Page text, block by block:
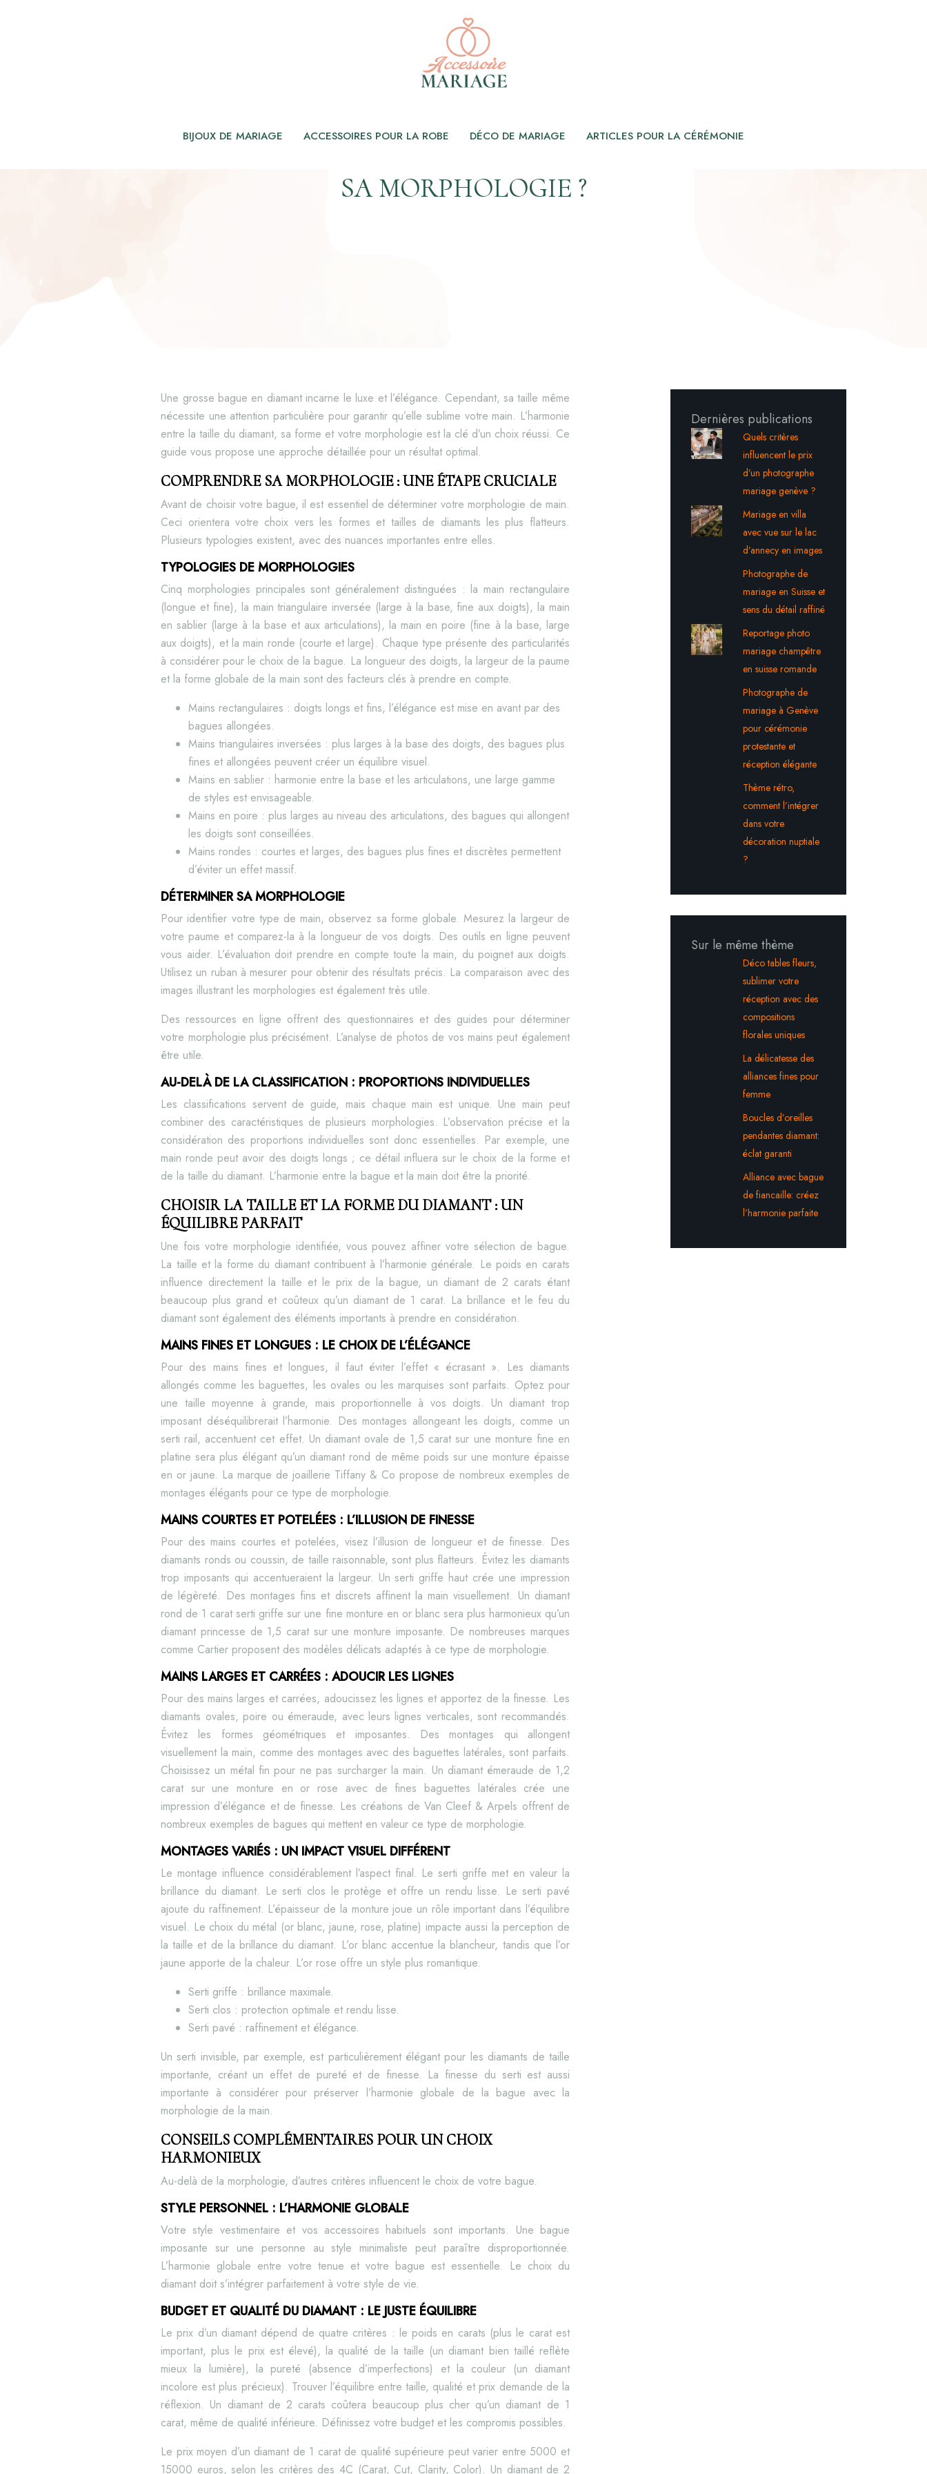
BIJOUX DE MARIAGE ACCESSOIRES POUR LA ROBE DÉCO DE MARIAGE ARTICLES POUR LA CÉRÉMONIE
SA MORPHOLOGIE ?
Une grosse bague en diamant incarne le luxe et l’élégance. Cependant, sa taille même
nécessite une attention particulière pour garantir qu’elle sublime votre main. L’harmonie
entre la taille du diamant, sa forme et votre morphologie est la clé d’un choix réussi. Ce
guide vous propose une approche détaillée pour un résultat optimal.
COMPRENDRE SA MORPHOLOGIE : UNE ÉTAPE CRUCIALE
Avant de choisir votre bague, il est essentiel de déterminer votre morphologie de main.
Ceci orientera votre choix vers les formes et tailles de diamants les plus flatteurs.
Plusieurs typologies existent, avec des nuances importantes entre elles.
TYPOLOGIES DE MORPHOLOGIES
Cinq morphologies principales sont généralement distinguées : la main rectangulaire
(longue et fine), la main triangulaire inversée (large à la base, fine aux doigts), la main
en sablier (large à la base et aux articulations), la main en poire (fine à la base, large
aux doigts), et la main ronde (courte et large). Chaque type présente des particularités
à considérer pour le choix de la bague. La longueur des doigts, la largeur de la paume
et la forme globale de la main sont des facteurs clés à prendre en compte.
Mains rectangulaires : doigts longs et fins, l’élégance est mise en avant par des
bagues allongées.
Mains triangulaires inversées : plus larges à la base des doigts, des bagues plus
fines et allongées peuvent créer un équilibre visuel.
Mains en sablier : harmonie entre la base et les articulations, une large gamme
de styles est envisageable.
Mains en poire : plus larges au niveau des articulations, des bagues qui allongent
les doigts sont conseillées.
Mains rondes : courtes et larges, des bagues plus fines et discrètes permettent
d’éviter un effet massif.
DÉTERMINER SA MORPHOLOGIE
Pour identifier votre type de main, observez sa forme globale. Mesurez la largeur de
votre paume et comparez-la à la longueur de vos doigts. Des outils en ligne peuvent
vous aider. L’évaluation doit prendre en compte toute la main, du poignet aux doigts.
Utilisez un ruban à mesurer pour obtenir des résultats précis. La comparaison avec des
images illustrant les morphologies est également très utile.
Des ressources en ligne offrent des questionnaires et des guides pour déterminer
votre morphologie plus précisément. L’analyse de photos de vos mains peut également
être utile.
AU-DELÀ DE LA CLASSIFICATION : PROPORTIONS INDIVIDUELLES
Les classifications servent de guide, mais chaque main est unique. Une main peut
combiner des caractéristiques de plusieurs morphologies. L’observation précise et la
considération des proportions individuelles sont donc essentielles. Par exemple, une
main ronde peut avoir des doigts longs ; ce détail influera sur le choix de la forme et
de la taille du diamant. L’harmonie entre la bague et la main doit être la priorité.
CHOISIR LA TAILLE ET LA FORME DU DIAMANT : UN
ÉQUILIBRE PARFAIT
Une fois votre morphologie identifiée, vous pouvez affiner votre sélection de bague.
La taille et la forme du diamant contribuent à l’harmonie générale. Le poids en carats
influence directement la taille et le prix de la bague, un diamant de 2 carats étant
beaucoup plus grand et coûteux qu’un diamant de 1 carat. La brillance et le feu du
diamant sont également des éléments importants à prendre en considération.
MAINS FINES ET LONGUES : LE CHOIX DE L’ÉLÉGANCE
Pour des mains fines et longues, il faut éviter l’effet « écrasant ». Les diamants
allongés comme les baguettes, les ovales ou les marquises sont parfaits. Optez pour
une taille moyenne à grande, mais proportionnelle à vos doigts. Un diamant trop
imposant déséquilibrerait l’harmonie. Des montages allongeant les doigts, comme un
serti rail, accentuent cet effet. Un diamant ovale de 1,5 carat sur une monture fine en
platine sera plus élégant qu’un diamant rond de même poids sur une monture épaisse
en or jaune. La marque de joaillerie Tiffany & Co propose de nombreux exemples de
montages élégants pour ce type de morphologie.
MAINS COURTES ET POTELÉES : L’ILLUSION DE FINESSE
Pour des mains courtes et potelées, visez l’illusion de longueur et de finesse. Des
diamants ronds ou coussin, de taille raisonnable, sont plus flatteurs. Évitez les diamants
trop imposants qui accentueraient la largeur. Un serti griffe haut crée une impression
de légèreté. Des montages fins et discrets affinent la main visuellement. Un diamant
rond de 1 carat serti griffe sur une fine monture en or blanc sera plus harmonieux qu’un
diamant princesse de 1,5 carat sur une monture imposante. De nombreuses marques
comme Cartier proposent des modèles délicats adaptés à ce type de morphologie.
MAINS LARGES ET CARRÉES : ADOUCIR LES LIGNES
Pour des mains larges et carrées, adoucissez les lignes et apportez de la finesse. Les
diamants ovales, poire ou émeraude, avec leurs lignes verticales, sont recommandés.
Évitez les formes géométriques et imposantes. Des montages qui allongent
visuellement la main, comme des montages avec des baguettes latérales, sont parfaits.
Choisissez un métal fin pour ne pas surcharger la main. Un diamant émeraude de 1,2
carat sur une monture en or rose avec de fines baguettes latérales crée une
impression d’élégance et de finesse. Les créations de Van Cleef & Arpels offrent de
nombreux exemples de bagues qui mettent en valeur ce type de morphologie.
MONTAGES VARIÉS : UN IMPACT VISUEL DIFFÉRENT
Le montage influence considérablement l’aspect final. Le serti griffe met en valeur la
brillance du diamant. Le serti clos le protège et offre un rendu lisse. Le serti pavé
ajoute du raffinement. L’épaisseur de la monture joue un rôle important dans l’équilibre
visuel. Le choix du métal (or blanc, jaune, rose, platine) impacte aussi la perception de
la taille et de la brillance du diamant. L’or blanc accentue la blancheur, tandis que l’or
jaune apporte de la chaleur. L’or rose offre un style plus romantique.
Serti griffe : brillance maximale.
Serti clos : protection optimale et rendu lisse.
Serti pavé : raffinement et élégance.
Un serti invisible, par exemple, est particulièrement élégant pour les diamants de taille
importante, créant un effet de pureté et de finesse. La finesse du serti est aussi
importante à considérer pour préserver l’harmonie globale de la bague avec la
morphologie de la main.
CONSEILS COMPLÉMENTAIRES POUR UN CHOIX
HARMONIEUX
Au-delà de la morphologie, d’autres critères influencent le choix de votre bague.
STYLE PERSONNEL : L’HARMONIE GLOBALE
Votre style vestimentaire et vos accessoires habituels sont importants. Une bague
imposante sur une personne au style minimaliste peut paraître disproportionnée.
L’harmonie globale entre votre tenue et votre bague est essentielle. Le choix du
diamant doit s’intégrer parfaitement à votre style de vie.
BUDGET ET QUALITÉ DU DIAMANT : LE JUSTE ÉQUILIBRE
Le prix d’un diamant dépend de quatre critères : le poids en carats (plus le carat est
important, plus le prix est élevé), la qualité de la taille (un diamant bien taillé reflète
mieux la lumière), la pureté (absence d’imperfections) et la couleur (un diamant
incolore est plus précieux). Trouver l’équilibre entre taille, qualité et prix demande de la
réflexion. Un diamant de 2 carats coûtera beaucoup plus cher qu’un diamant de 1
carat, même de qualité inférieure. Définissez votre budget et les compromis possibles.
Le prix moyen d’un diamant de 1 carat de qualité supérieure peut varier entre 5000 et
15000 euros, selon les critères des 4C (Carat, Cut, Clarity, Color). Un diamant de 2
Dernières publications
Quels critères
influencent le prix
d’un photographe
mariage genève ?
Mariage en villa
avec vue sur le lac
d’annecy en images
Photographe de
mariage en Suisse et
sens du détail raffiné
Reportage photo
mariage champêtre
en suisse romande
Photographe de
mariage à Genève
pour cérémonie
protestante et
réception élégante
Thème rétro,
comment l’intégrer
dans votre
décoration nuptiale
?
Sur le même thème
Déco tables fleurs,
sublimer votre
réception avec des
compositions
florales uniques
La délicatesse des
alliances fines pour
femme
Boucles d’oreilles
pendantes diamant:
éclat garanti
Alliance avec bague
de fiancaille: créez
l’harmonie parfaite